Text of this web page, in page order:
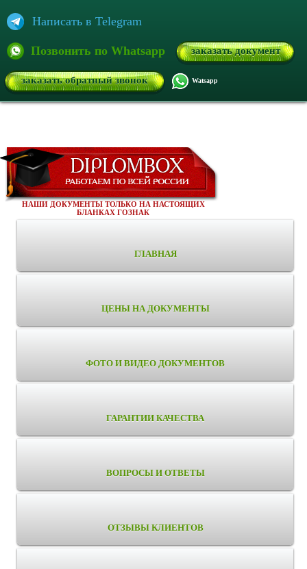
Написать в Telegram
Позвонить по Whatsapp заказать документ
заказать обратный звонок Watsapp
НАШИ ДОКУМЕНТЫ ТОЛЬКО НА НАСТОЯЩИХ
БЛАНКАХ ГОЗНАК
ГЛАВНАЯ
ЦЕНЫ НА ДОКУМЕНТЫ
ФОТО И ВИДЕО ДОКУМЕНТОВ
ГАРАНТИИ КАЧЕСТВА
ВОПРОСЫ И ОТВЕТЫ
ОТЗЫВЫ КЛИЕНТОВ